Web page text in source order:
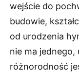
wejście do
budowie,
od urodzenia
nie ma jednego,
różnorodność